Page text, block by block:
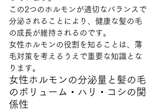
この2つのホルモンが適切なバランスで
分泌されることにより、健康な髪の毛
の成長が維持されるのです。
女性ホルモンの役割を知ることは、薄
毛対策を考えるうえで重要な知識とな
ります。
女性ホルモンの分泌量と髪の毛
のボリューム・ハリ・コシの関
係性